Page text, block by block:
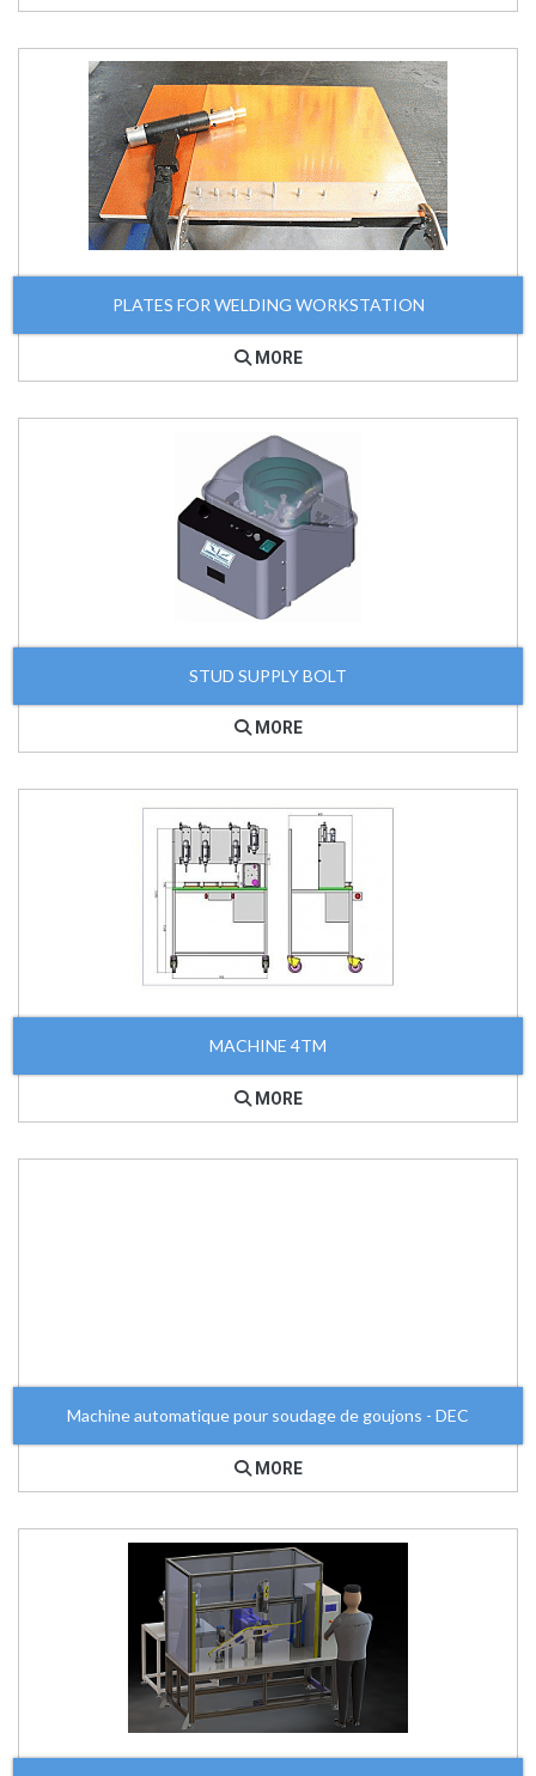
PLATES FOR WELDING WORKSTATION
MORE
STUD SUPPLY BOLT
MORE
MACHINE 4TM
MORE
Machine automatique pour soudage de goujons - DEC
MORE